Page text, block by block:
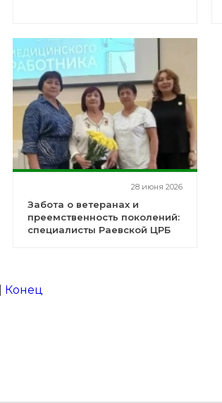
28 июня 2026
Забота о ветеранах и
преемственность поколений:
специалисты Раевской ЦРБ
Конец